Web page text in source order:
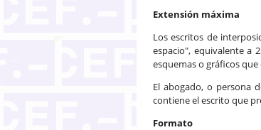
Extensión máxima
Los escritos de
espacio", equivalente a
esquemas o gráficos
El abogado, o persona
contiene el escrito que
Formato